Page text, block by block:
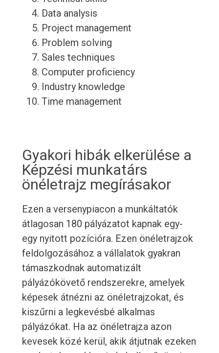
Data analysis
Project management
Problem solving
Sales techniques
Computer proficiency
Industry knowledge
Time management
Gyakori hibák elkerülése a
Képzési munkatárs
önéletrajz megírásakor
Ezen a versenypiacon a munkáltatók
átlagosan 180 pályázatot kapnak egy-
egy nyitott pozícióra. Ezen önéletrajzok
feldolgozásához a vállalatok gyakran
támaszkodnak automatizált
pályázókövető rendszerekre, amelyek
képesek átnézni az önéletrajzokat, és
kiszűrni a legkevésbé alkalmas
pályázókat. Ha az önéletrajza azon
kevesek közé kerül, akik átjutnak ezeken